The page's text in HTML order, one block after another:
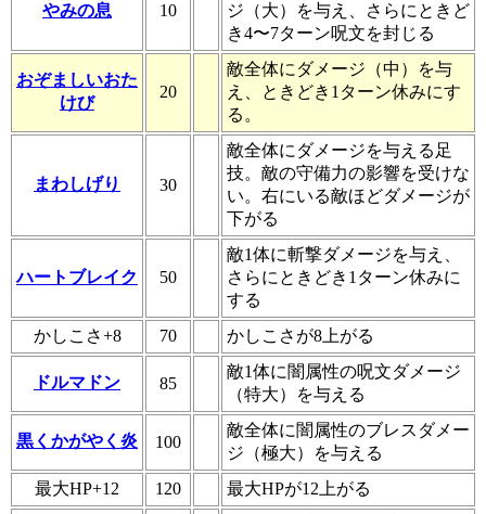
やみの息 10
ジ（大）を与え、さらにときど
き4〜7ターン呪文を封じる
おぞましいおた
けび
20
敵全体にダメージ（中）を与
え、ときどき1ターン休みにす
る。
まわしげり 30
敵全体にダメージを与える足
技。敵の守備力の影響を受けな
い。右にいる敵ほどダメージが
下がる
ハートブレイク 50
敵1体に斬撃ダメージを与え、
さらにときどき1ターン休みに
する
かしこさ+8
70 かしこさが8上がる
ドルマドン 85
敵1体に闇属性の呪文ダメージ
（特大）を与える
黒くかがやく炎 100
敵全体に闇属性のブレスダメー
ジ（極大）を与える
最大HP+12
120 最大HPが12上がる